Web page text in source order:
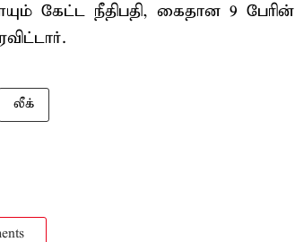
கேட்ட நீதிபதி, கைதான 9 பேரின்
லீக்